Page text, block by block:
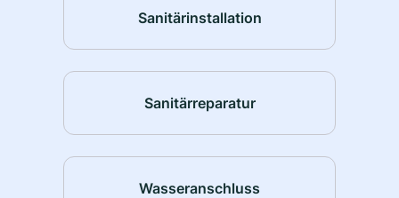
Sanitärinstallation
Sanitärreparatur
Wasseranschluss